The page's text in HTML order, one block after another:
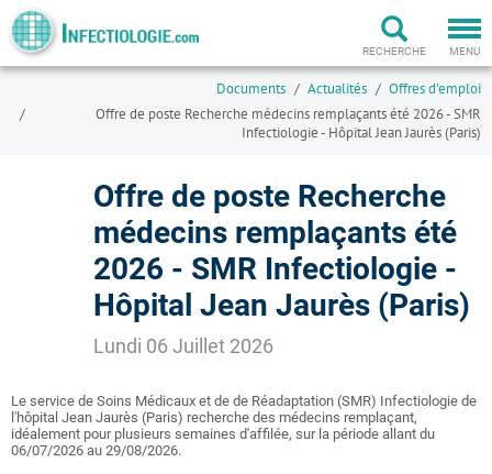
MENU
RECHERCHE
Documents Actualités
Offres d'emploi
Offre de poste Recherche médecins remplaçants été 2026 - SMR
Infectiologie - Hôpital Jean Jaurès (Paris)
Offre de poste Recherche
médecins remplaçants été
2026 - SMR Infectiologie -
Hôpital Jean Jaurès (Paris)
Lundi 06 Juillet 2026
Le service de Soins Médicaux et de de Réadaptation (SMR) Infectiologie de
l'hôpital Jean Jaurès (Paris) recherche des médecins remplaçant,
idéalement pour plusieurs semaines d'affilée, sur la période allant du
06/07/2026 au 29/08/2026.